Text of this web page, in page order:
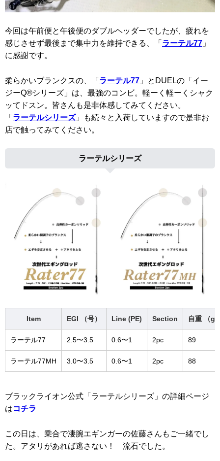
今回は午前便と午後便のダブルヘッダーでしたが、疲れを
感じさせず最後まで集中力を維持できる、「 ラーテル77 」
に感謝です。
柔らかいブランクスの、「 ラーテル77 」とDUELの「イー
ジーQ®シリーズ」は、最強のコンビ。軽ーく軽ーくシャク
ッてドスン。皆さんも是非体感してみてください。
「 ラーテルシリーズ」も続々と入荷していますので是非お
店で触ってみてください。
ラーテルシリーズ
Item EGI （号） Line (PE) Section 自重 （g
ラーテル77 2.5〜3.5 0.6〜1 2pc 89
ラーテル77MH 3.0〜3.5 0.6〜1 2pc 88
ブラックライオン公式「ラーテルシリーズ」の詳細ページ
はコチラ
この日は、乗合で凄腕エギンガーの佐藤さんもご一緒でし
た。アタリがあれば逃さない！ 流石でした。